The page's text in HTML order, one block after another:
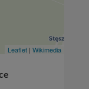
Leaflet | Wikimedia